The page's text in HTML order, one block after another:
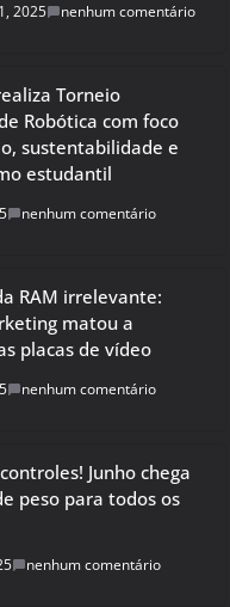
2025 nenhum comentário
Torneio
Robótica com foco
sustentabilidade e
estudantil
nenhum comentário
RAM irrelevante:
matou a
placas de vídeo
nenhum comentário
Junho chega
peso para todos os
nenhum comentário